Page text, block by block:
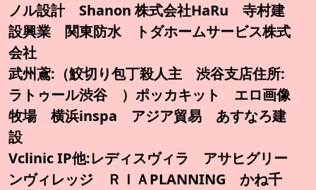
ノル設計 Shanon 株式会社HaRu 寺村建
設興業 関東防水 トダホームサービス株式
会社
武州鳶:（鮫切り包丁殺人主 渋谷支店住所:
ラトゥール渋谷 ）ポッカキット エロ画像
牧場 横浜inspa アジア貿易 あすなろ建
設
Vclinic IP他:レディスヴィラ アサヒグリー
ンヴィレッジ ＲＩＡPLANNING かね千